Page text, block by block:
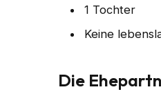
1 Tochter
Keine
Die